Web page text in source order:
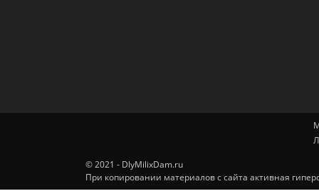
© 2021 - DlyMilixDam.ru
При копировании материалов с сайта активная